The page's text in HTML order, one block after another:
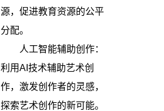
源，促进教育资源的公平
分配。
人工智能辅助创作：
利用AI技术辅助艺术创
作，激发创作者的灵感，
探索艺术创作的新可能。